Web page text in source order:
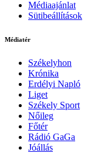
Médiaajánlat
Sütibeállítások
Médiatér
Székelyhon
Krónika
Erdélyi Napló
Liget
Székely Sport
Nőileg
Főtér
Rádió GaGa
Jóállás